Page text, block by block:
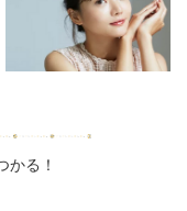
かる！